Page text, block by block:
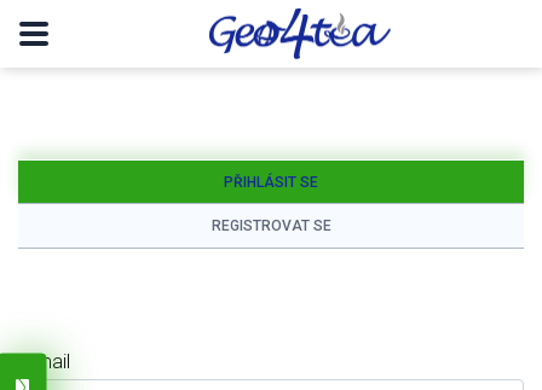
PŘIHLÁSIT SE
REGISTROVAT SE
E-mail